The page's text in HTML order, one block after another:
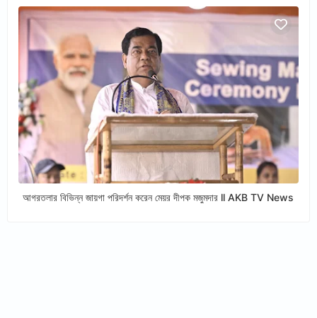
আগরতলার বিভিন্ন জায়গা পরিদর্শন করেন মেয়র দীপক মজুমদার ll AKB TV News